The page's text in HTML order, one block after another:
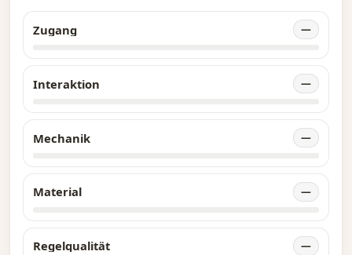
Zugang —
Interaktion —
Mechanik —
Material —
Regelqualität —